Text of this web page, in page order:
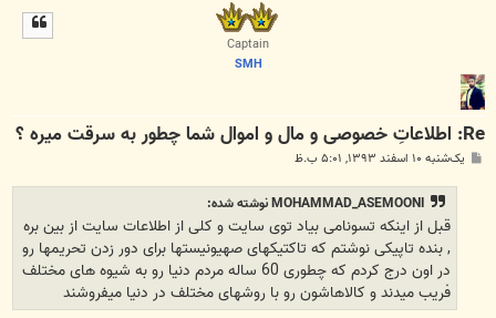
Captain
SMH
Re: اطلاعاتِ خصوصی و مال و اموال شما چطور به سرقت میره ؟
پ یک‌شنبه ۱۰ اسفند ۱۳۹۳, ۵:۰۱ ب.ظ
MOHAMMAD_ASEMOONI نوشته شده:
قبل از اینکه تسونامی بیاد توی سایت و کلی از اطلاعات سایت از بین بره
, بنده تاپیکی نوشتم که تاکتیکهای صهیونیستها برای دور زدن تحریمها رو
در اون درج کردم که چطوری 60 ساله مردم دنیا رو به شیوه های مختلف
فریب میدند و کالاهاشون رو با روشهای مختلف در دنیا میفروشند